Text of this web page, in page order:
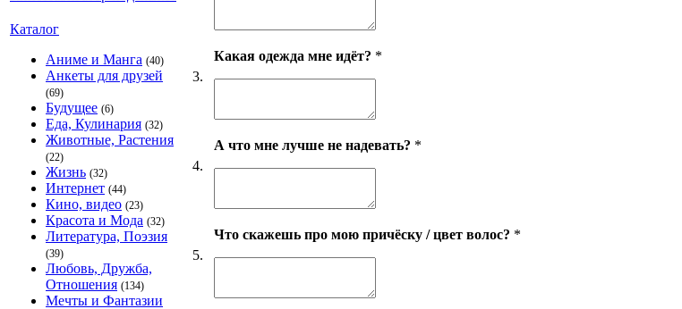
Каталог
Аниме и Манга (40)
Анкеты для друзей
(69)
Будущее (6)
Еда, Кулинария (32)
Животные, Растения
(22)
Жизнь (32)
Интернет (44)
Кино, видео (23)
Красота и Мода (32)
Литература, Поэзия
(39)
Любовь, Дружба,
Отношения (134)
Мечты и Фантазии
3.
Какая одежда мне идёт? *
4.
А что мне лучше не надевать? *
5.
Что скажешь про мою причёску / цвет волос? *